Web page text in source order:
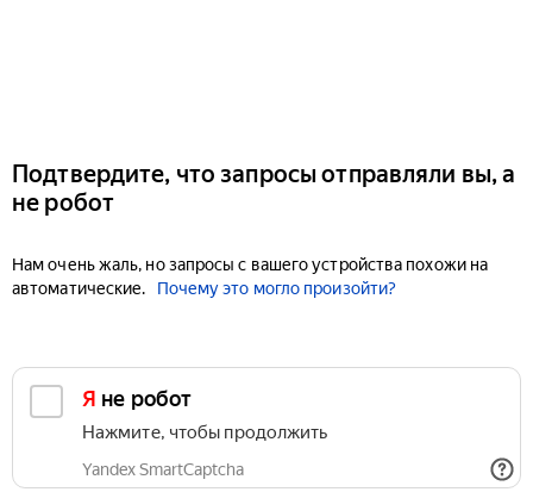
Подтвердите, что запросы отправляли вы, а
не робот
Нам очень жаль, но запросы с вашего устройства похожи на
автоматические.
Почему это могло произойти?
Я не робот
Нажмите, чтобы продолжить
Yandex SmartCaptcha